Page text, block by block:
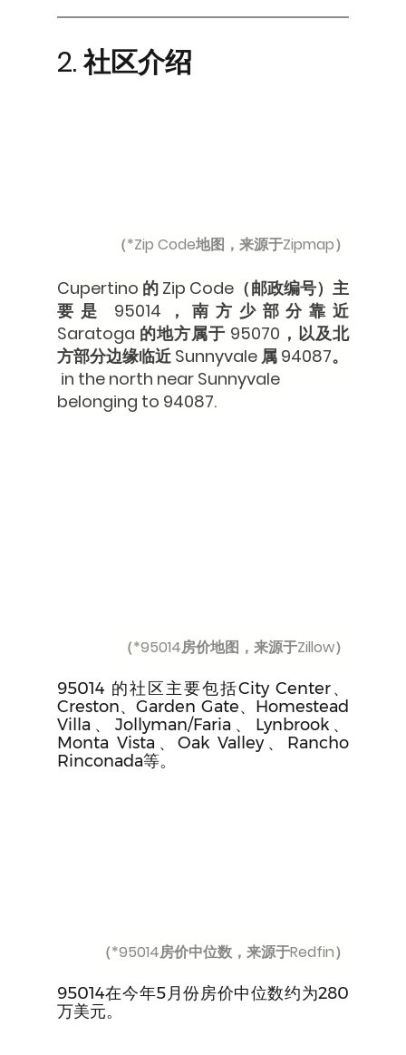
2. 社区介绍
（*Zip Code地图，来源于Zipmap）
Cupertino 的 Zip Code（邮政编号）主
要是 95014，南方少部分靠近
Saratoga 的地方属于 95070，以及北
方部分边缘临近 Sunnyvale 属 94087。
belonging to 94087.
（*95014房价地图，来源于Zillow）
95014 的社区主要包括City Center、
Creston、Garden Gate、Homestead
Villa、Jollyman/Faria、Lynbrook、
Monta Vista、Oak Valley、Rancho
Rinconada等。
（*95014房价中位数，来源于Redfin）
95014在今年5月份房价中位数约为280
万美元。